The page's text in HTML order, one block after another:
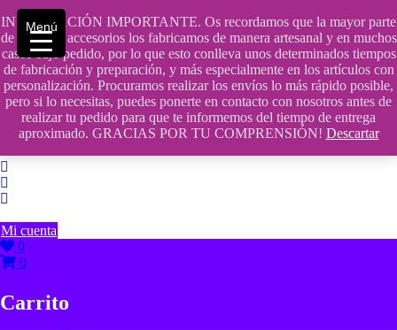
INFORMACIÓN IMPORTANTE. Os recordamos que la mayor parte
de nuestros accesorios los fabricamos de manera artesanal y en muchos
casos bajo pedido, por lo que esto conlleva unos determinados tiempos
de fabricación y preparación, y más especialmente en los artículos con
personalización. Procuramos realizar los envíos lo más rápido posible,
pero si lo necesitas, puedes ponerte en contacto con nosotros antes de
realizar tu pedido para que te informemos del tiempo de entrega
aproximado. GRACIAS POR TU COMPRENSIÓN! Descartar
Saltar
contenido
609241475 SOLO DE 10:00 a 14:00
info@hobbyaescala.com
San Fernando de Henares
10:00 - 14:00
Mi cuenta
0
0
Carrito
Menú